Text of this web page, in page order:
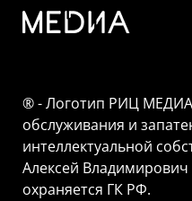
® - Логотип РИЦ МЕДИА
обслуживания и
интеллектуальной
Алексей Владимирович
охраняется ГК РФ.